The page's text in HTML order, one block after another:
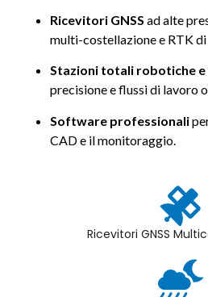
Ricevitori GNSS ad alte
multi-costellazione e RTK
Stazioni totali robotiche e
precisione e flussi di lavoro
Software professionali
CAD e il monitoraggio.
Ricevitori GNSS